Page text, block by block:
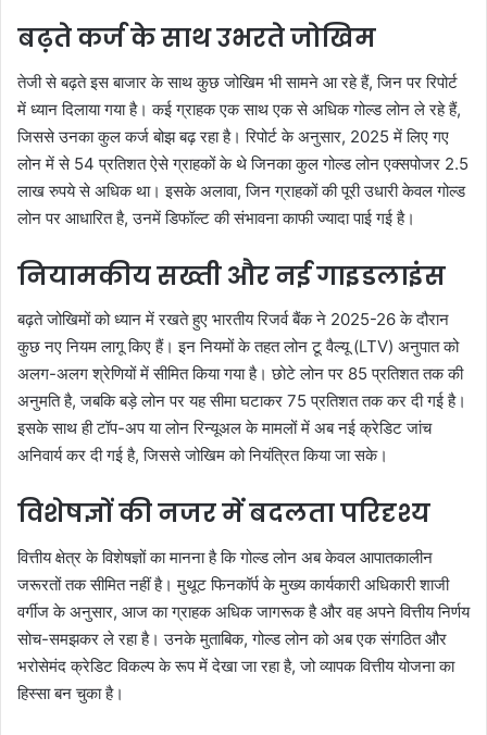
बढ़ते कर्ज के साथ उभरते जोखिम
तेजी से बढ़ते इस बाजार के साथ कुछ जोखिम भी सामने आ रहे हैं, जिन पर रिपोर्ट
में ध्यान दिलाया गया है। कई ग्राहक एक साथ एक से अधिक गोल्ड लोन ले रहे हैं,
जिससे उनका कुल कर्ज बोझ बढ़ रहा है। रिपोर्ट के अनुसार, 2025 में लिए गए
लोन में से 54 प्रतिशत ऐसे ग्राहकों के थे जिनका कुल गोल्ड लोन एक्सपोजर 2.5
लाख रुपये से अधिक था। इसके अलावा, जिन ग्राहकों की पूरी उधारी केवल गोल्ड
लोन पर आधारित है, उनमें डिफॉल्ट की संभावना काफी ज्यादा पाई गई है।
नियामकीय सख्ती और नई गाइडलाइंस
बढ़ते जोखिमों को ध्यान में रखते हुए भारतीय रिजर्व बैंक ने 2025-26 के दौरान
कुछ नए नियम लागू किए हैं। इन नियमों के तहत लोन टू वैल्यू (LTV) अनुपात को
अलग-अलग श्रेणियों में सीमित किया गया है। छोटे लोन पर 85 प्रतिशत तक की
अनुमति है, जबकि बड़े लोन पर यह सीमा घटाकर 75 प्रतिशत तक कर दी गई है।
इसके साथ ही टॉप-अप या लोन रिन्यूअल के मामलों में अब नई क्रेडिट जांच
अनिवार्य कर दी गई है, जिससे जोखिम को नियंत्रित किया जा सके।
विशेषज्ञों की नजर में बदलता परिदृश्य
वित्तीय क्षेत्र के विशेषज्ञों का मानना है कि गोल्ड लोन अब केवल आपातकालीन
जरूरतों तक सीमित नहीं है। मुथूट फिनकॉर्प के मुख्य कार्यकारी अधिकारी शाजी
वर्गीज के अनुसार, आज का ग्राहक अधिक जागरूक है और वह अपने वित्तीय निर्णय
सोच-समझकर ले रहा है। उनके मुताबिक, गोल्ड लोन को अब एक संगठित और
भरोसेमंद क्रेडिट विकल्प के रूप में देखा जा रहा है, जो व्यापक वित्तीय योजना का
हिस्सा बन चुका है।